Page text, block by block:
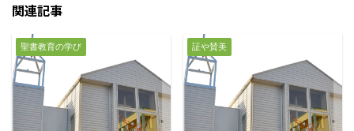
関連記事
聖書教育の学び 証や賛美